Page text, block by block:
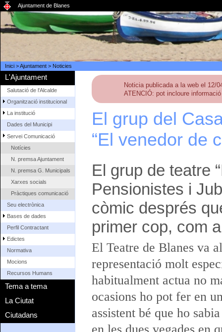
Ajuntament de Blanes
Inici>Ajuntament> Noticies
L'Ajuntament
Salutació de l'Alcalde
Organització institucional
La institució
Dades del Municipi
Servei Comunicació
Notícies
N. premsa Ajuntament
N. premsa G. Municipals
Xarxes socials
Pràctiques comunicació
Seu electrònica
Bases de dades
Perfil Contractant
Edictes
Normativa
Mocions
Recursos Humans
Tema a tema
La Ciutat
Ciutadans
Noticia publicada a la web el 12/
ATENCIÓ: pot incloure
El grup del
“El venedor de
El grup de teatre
Pensionistes i
còmic després
primer cop, com
El Teatre de Blanes va
representació molt
habitualment actua no
ocasions ho pot fer en
assistent bé que ho